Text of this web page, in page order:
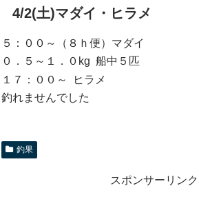
4/2(土)マダイ・ヒラメ
５：００～（８ｈ便）マダイ
０．５～１．０kg 船中５匹
１７：００～ ヒラメ
釣れませんでした
釣果
スポンサーリンク